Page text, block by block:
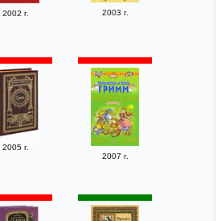
2002 г. 2003 г.
2005 г.
2007 г.